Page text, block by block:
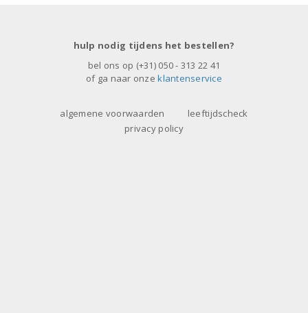
hulp nodig tijdens het bestellen?
bel ons op (+31) 050 - 313 22 41
of ga naar onzeklantenservice
algemene voorwaarden
leeftijdscheck
privacy policy